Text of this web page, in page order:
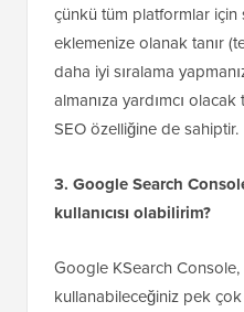
çünkü tüm platformlar için
eklemenize olanak tanır
daha iyi sıralama
almanıza yardımcı
SEO özelliğine de sahiptir.
3. Google Search
kullanıcısı olabilirim?
Google KSearch
kullanabileceğiniz pek